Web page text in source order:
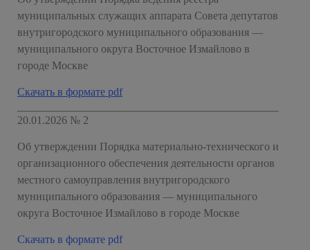
муниципальных служащих аппарата Совета депутатов
внутригородского муниципального образования —
муниципального округа Восточное Измайлово в
городе Москве
Скачать в формате pdf
20.01.2026 № 2
Об утверждении Порядка материально-технического и
организационного обеспечения деятельности органов
местного самоуправления внутригородского
муниципального образования — муниципального
округа Восточное Измайлово в городе Москве
Скачать в формате pdf